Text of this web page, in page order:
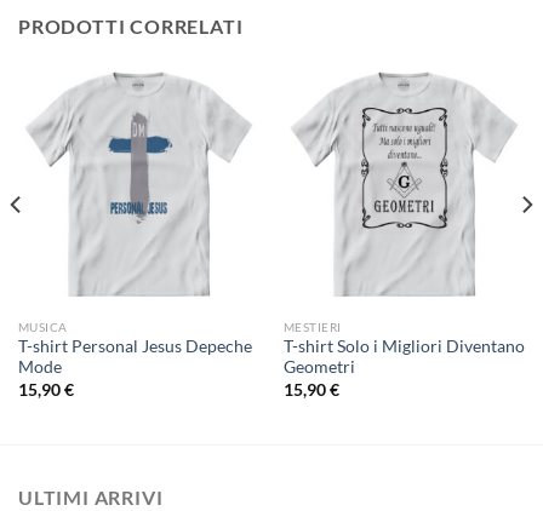
PRODOTTI CORRELATI
MUSICA
T-shirt Personal Jesus Depeche
Mode
15,90€
MESTIERI
T-shirt Solo i Migliori Diventano
Geometri
15,90€
ULTIMI ARRIVI